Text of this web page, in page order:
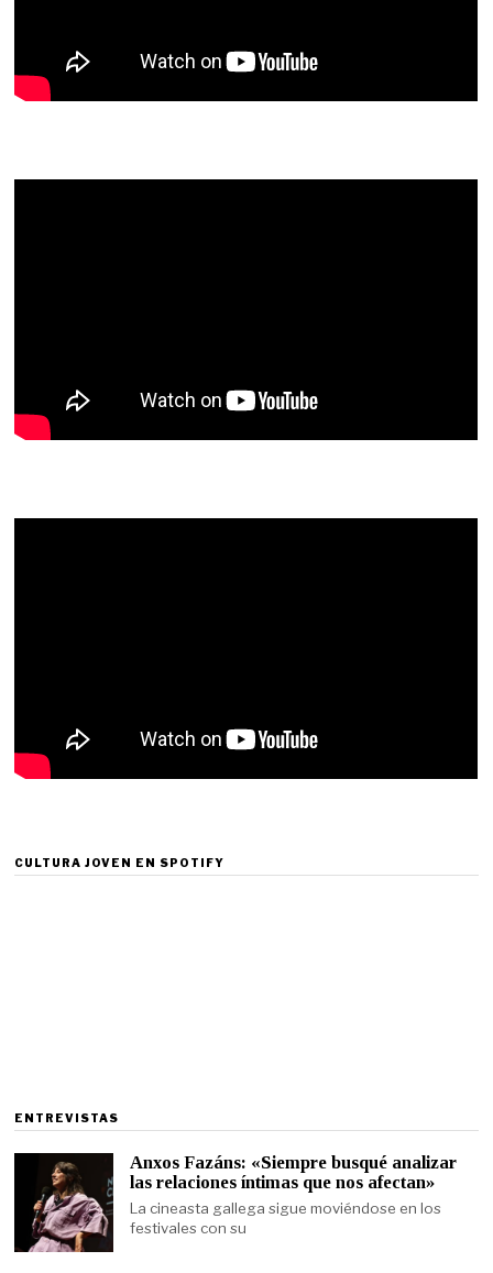
CULTURA JOVEN EN SPOTIFY
ENTREVISTAS
Anxos Fazáns: «Siempre busqué analizar
las relaciones íntimas que nos afectan»
La cineasta gallega sigue moviéndose en los
festivales con su